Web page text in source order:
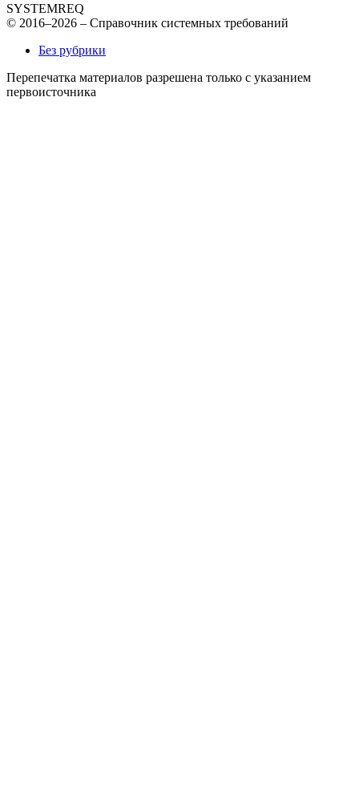
SYSTEMREQ
© 2016–2026 – Справочник системных требований
Без рубрики
Перепечатка материалов разрешена только с указанием
первоисточника